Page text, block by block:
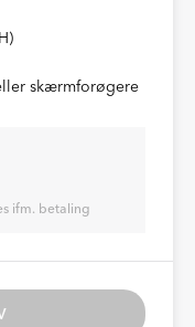
skærmforøgere
ifm. betaling